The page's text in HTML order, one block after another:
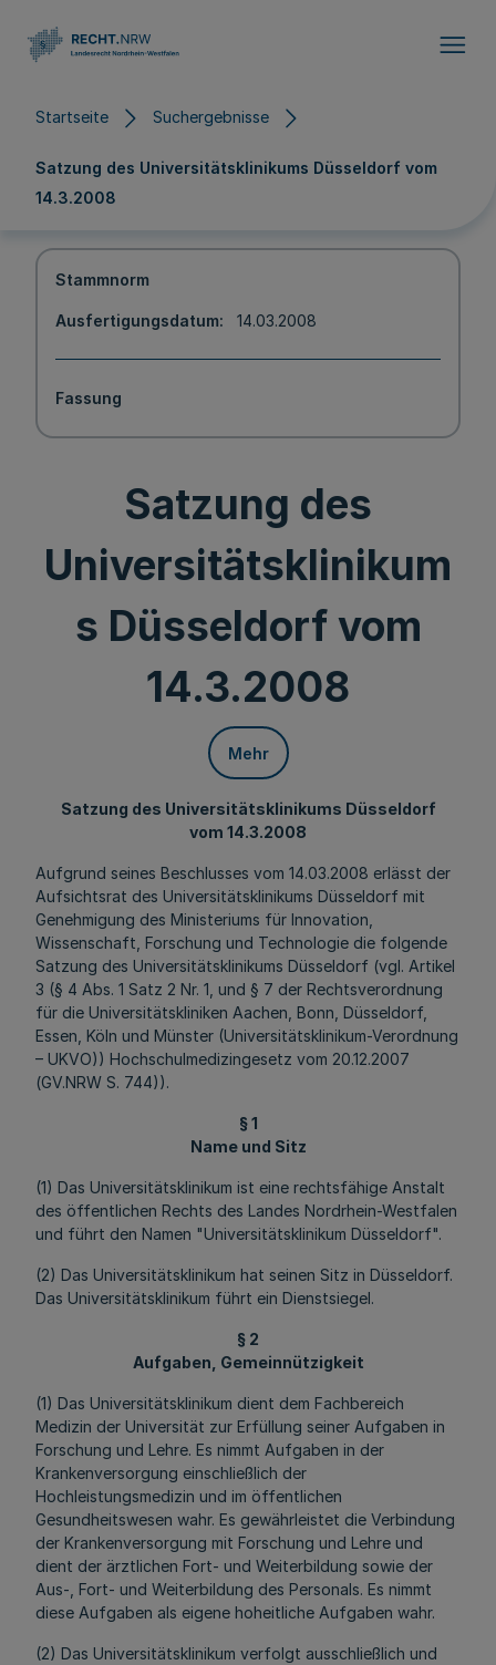
Startseite Suchergebnisse
Satzung des Universitätsklinikums Düsseldorf vom
14.3.2008
Stammnorm
Ausfertigungsdatum 14.03.2008
Fassung
Satzung des
Universitätsklinikum
s Düsseldorf vom
14.3.2008
Mehr
Satzung des Universitätsklinikums Düsseldorf
vom 14.3.2008
Aufgrund seines Beschlusses vom 14.03.2008 erlässt der
Aufsichtsrat des Universitätsklinikums Düsseldorf mit
Genehmigung des Ministeriums für Innovation,
Wissenschaft, Forschung und Technologie die folgende
Satzung des Universitätsklinikums Düsseldorf (vgl. Artikel
3 (§ 4 Abs. 1 Satz 2 Nr. 1, und § 7 der Rechtsverordnung
für die Universitätskliniken Aachen, Bonn, Düsseldorf,
Essen, Köln und Münster (Universitätsklinikum-Verordnung
– UKVO)) Hochschulmedizingesetz vom 20.12.2007
(GV.NRW S. 744)).
§ 1
Name und Sitz
(1) Das Universitätsklinikum ist eine rechtsfähige Anstalt
des öffentlichen Rechts des Landes Nordrhein-Westfalen
und führt den Namen "Universitätsklinikum Düsseldorf".
(2) Das Universitätsklinikum hat seinen Sitz in Düsseldorf.
Das Universitätsklinikum führt ein Dienstsiegel.
§ 2
Aufgaben, Gemeinnützigkeit
(1) Das Universitätsklinikum dient dem Fachbereich
Medizin der Universität zur Erfüllung seiner Aufgaben in
Forschung und Lehre. Es nimmt Aufgaben in der
Krankenversorgung einschließlich der
Hochleistungsmedizin und im öffentlichen
Gesundheitswesen wahr. Es gewährleistet die Verbindung
der Krankenversorgung mit Forschung und Lehre und
dient der ärztlichen Fort- und Weiterbildung sowie der
Aus-, Fort- und Weiterbildung des Personals. Es nimmt
diese Aufgaben als eigene hoheitliche Aufgaben wahr.
(2) Das Universitätsklinikum verfolgt ausschließlich und